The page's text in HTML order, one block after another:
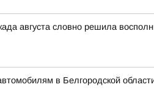
августа словно решила
в Белгородской